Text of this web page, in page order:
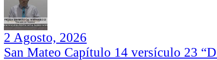
2 Agosto, 2026
San Mateo Capítulo 14 versículo 23